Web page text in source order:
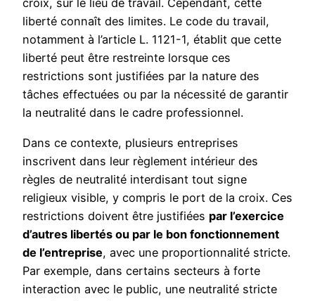
croix, sur le lieu de travail. Cependant, cette
liberté connaît des limites. Le code du travail,
notamment à l’article L. 1121-1, établit que cette
liberté peut être restreinte lorsque ces
restrictions sont justifiées par la nature des
tâches effectuées ou par la nécessité de garantir
la neutralité dans le cadre professionnel.
Dans ce contexte, plusieurs entreprises
inscrivent dans leur règlement intérieur des
règles de neutralité interdisant tout signe
religieux visible, y compris le port de la croix. Ces
restrictions doivent être justifiées par l’exercice
d’autres libertés ou par le bon fonctionnement
de l’entreprise, avec une proportionnalité stricte.
Par exemple, dans certains secteurs à forte
interaction avec le public, une neutralité stricte